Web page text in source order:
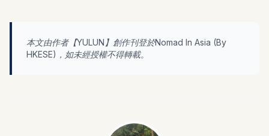
本文由作者【YULUN 】創作刊登於Nomad In Asia (By
HKESE)，如未經授權不得轉載。